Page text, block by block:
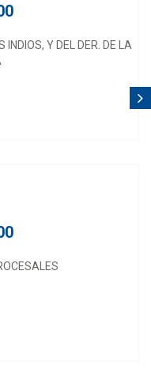
INDIOS, Y DEL DER. DE LA